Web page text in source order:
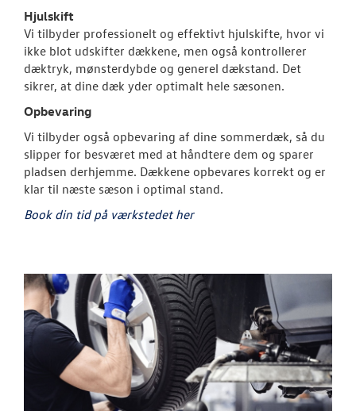
Hjulskift
Vi tilbyder professionelt og effektivt hjulskifte, hvor vi
ikke blot udskifter dækkene, men også kontrollerer
dæktryk, mønsterdybde og generel dækstand. Det
sikrer, at dine dæk yder optimalt hele sæsonen.
Opbevaring
Vi tilbyder også opbevaring af dine sommerdæk, så du
slipper for besværet med at håndtere dem og sparer
pladsen derhjemme. Dækkene opbevares korrekt og er
klar til næste sæson i optimal stand.
Book din tid på værkstedet her